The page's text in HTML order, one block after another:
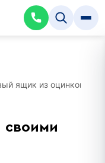
ящик из
своими